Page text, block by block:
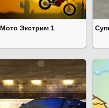
Мото Экстрим 1